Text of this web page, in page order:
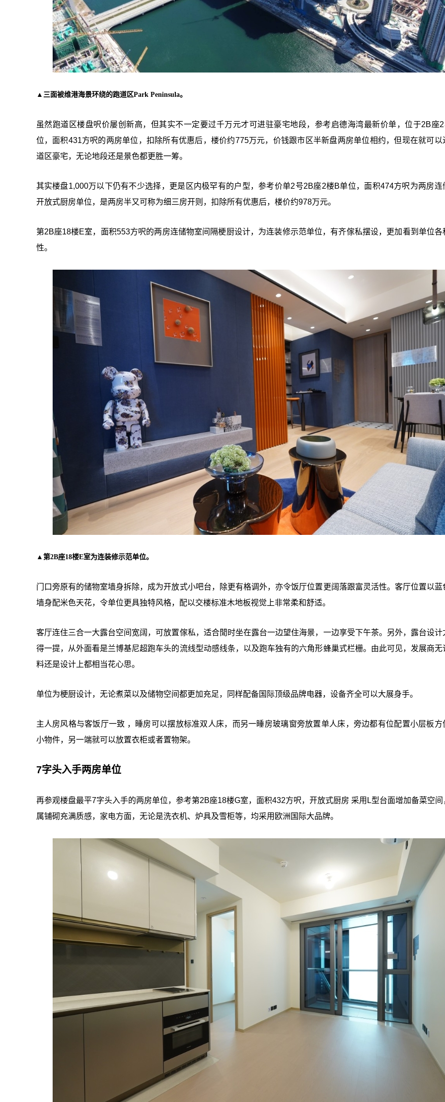
▲三面被维港海景环绕的跑道区Park Peninsula。
虽然跑道区楼盘呎价屡创新高，但其实不一定要过千万元才可进驻豪宅地段，参考启德海湾最新价单，位于2B座
位，面积431方呎的两房单位，扣除所有优惠后，楼价约775万元，价钱跟市区半新盘两房单位相约，但现在就可以
道区豪宅，无论地段还是景色都更胜一筹。
其实楼盘1,000万以下仍有不少选择，更是区内极罕有的户型，参考价单2号2B座2楼B单位，面积474方呎为两房连
开放式厨房单位，是两房半又可称为细三房开则，扣除所有优惠后，楼价约978万元。
第2B座18楼E室，面积553方呎的两房连储物室间隔梗厨设计，为连装修示范单位，有齐傢私摆设，更加看到单位各
性。
▲第2B座18楼E室为连装修示范单位。
门口旁原有的储物室墙身拆除，成为开放式小吧台，除更有格调外，亦令饭厅位置更阔落跟富灵活性。客厅位置以蓝
墙身配米色天花，令单位更具独特风格，配以交楼标准木地板视觉上非常柔和舒适。
客厅连住三合一大露台空间宽阔，可放置傢私，适合閒时坐在露台一边望住海景，一边享受下午茶。另外，露台设计
得一提，从外面看是兰博基尼超跑车头的流线型动感线条，以及跑车独有的六角形蜂巢式栏栅。由此可见，发展商无
料还是设计上都相当花心思。
单位为梗厨设计，无论煮菜以及储物空间都更加充足，同样配备国际顶级品牌电器，设备齐全可以大展身手。
主人房风格与客饭厅一致 ，睡房可以摆放标准双人床，而另一睡房玻璃窗旁放置单人床，旁边都有位配置小层板方
小物件，另一端就可以放置衣柜或者置物架。
7字头入手两房单位
再参观楼盘最平7字头入手的两房单位，参考第2B座18楼G室，面积432方呎，开放式厨房 采用L型台面增加备菜空间
属铺砌充满质感，家电方面，无论是洗衣机、炉具及雪柜等，均采用欧洲国际大品牌。